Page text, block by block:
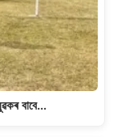
বাবে…